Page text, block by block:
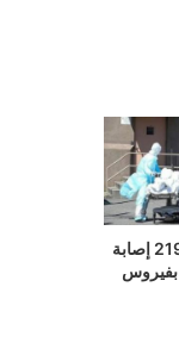
إيطاليا تسجل 21932 إصابة
بفيروس